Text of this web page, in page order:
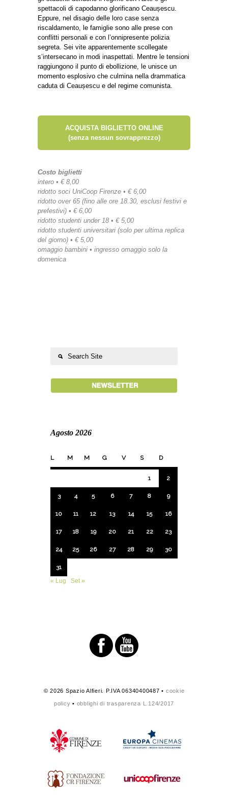
spettacoli di capodanno glorificano Ceaușescu.
Eppure, nel disagio delle loro case senza
riscaldamento, le famiglie sono alle prese con
conflitti personali e con l’onnipresente polizia
segreta. Sei vite apparentemente scollegate
s’intersecano in modi inaspettati. Mentre le tensioni
raggiungono il punto di ebollizione, le unisce un
momento esplosivo che culmina nella drammatica
caduta di Ceaușescu e del regime comunista.
ACQUISTA BIGLIETTO ONLINE
(senza nessun sovrapprezzo)
Costo biglietti
intero • € 8,00
ridotto soci UniCoop Firenze • € 6,00
ridotto over 65 (fino alle ore 18.30, esclusi festivi e
prefestivi) • € 6,00
ridotto studenti under 18 • € 5,00
ridotto studenti universitari (solo per ultima replica
del giorno) • € 5,00
omaggio bambini • ingresso omaggio solo la
domenica
Agosto 2026
L M M G V S D
1 2
3 4 5 6 7 8 9
10 11 12 13 14 15 16
17 18 19 20 21 22 23
24 25 26 27 28 29 30
31
« Lug
Set »
© 2026 Spazio Alfieri. P.IVA 06340400487 • cookie
policy • obblighi di trasparenza L.124/2017